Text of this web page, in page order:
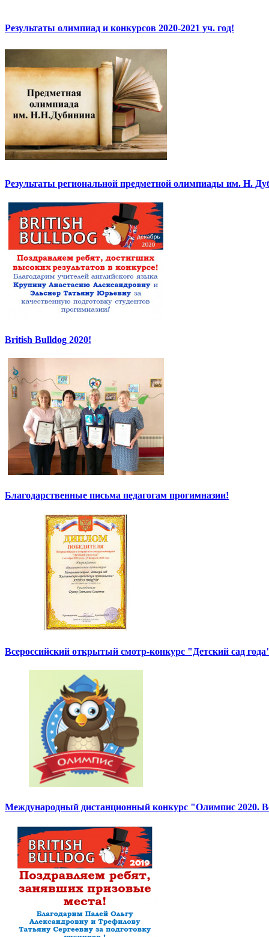
Результаты олимпиад и конкурсов 2020-2021 уч. год!
Результаты региональной предметной олимпиады им. Н.
British Bulldog 2020!
Благодарственные письма педагогам прогимназии!
Всероссийский открытый смотр-конкурс "Детский сад
Международный дистанционный конкурс "Олимпис 2020.